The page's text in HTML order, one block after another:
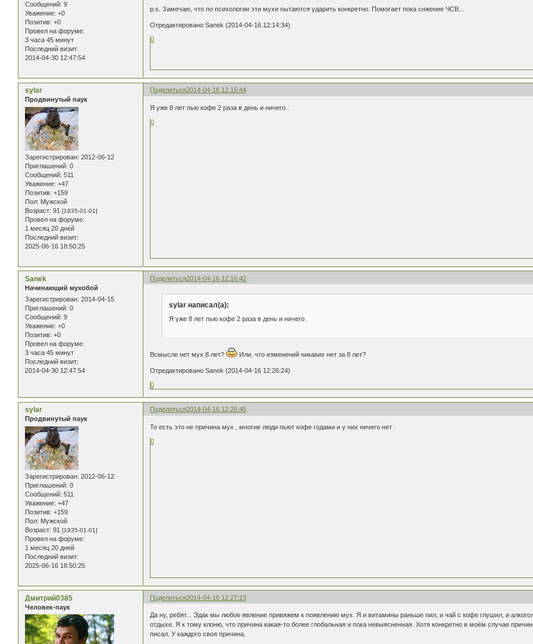
Сообщений: 9
Уважение: +0
Позитив: +0
Провел на форуме:
3 часа 45 минут
Последний визит:
2014-04-30 12:47:54
p.s. Замечаю, что по психологии эти мухи пытаются ударить конкретно. Помогает пока снжение ЧСВ...
Отредактировано Sanek (2014-04-16 12:14:34)
0
Поделиться2014-04-16 12:15:44
sylar
Продвинутый паук
Зарегистрирован: 2012-06-12
Приглашений: 0
Сообщений: 511
Уважение: +47
Позитив: +159
Пол: Мужской
Возраст: 91 [1935-01-01]
Провел на форуме:
1 месяц 20 дней
Последний визит:
2025-06-16 18:50:25
Я уже 8 лет пью кофе 2 раза в день и ничего .
0
Поделиться2014-04-16 12:16:42
Sanek
Начинающий мухобой
Зарегистрирован: 2014-04-15
Приглашений: 0
Сообщений: 9
Уважение: +0
Позитив: +0
Провел на форуме:
3 часа 45 минут
Последний визит:
2014-04-30 12:47:54
sylar написал(а):
Я уже 8 лет пью кофе 2 раза в день и ничего .
Всмысле нет мух 8 лет? Или, что изменений никаких нет за 8 лет?
Отредактировано Sanek (2014-04-16 12:26:24)
0
Поделиться2014-04-16 12:26:45
sylar
Продвинутый паук
Зарегистрирован: 2012-06-12
Приглашений: 0
Сообщений: 511
Уважение: +47
Позитив: +159
Пол: Мужской
Возраст: 91 [1935-01-01]
Провел на форуме:
1 месяц 20 дней
Последний визит:
2025-06-16 18:50:25
То есть это не причина мух , многие люди пьют кофе годами и у них ничего нет .
0
Поделиться2014-04-16 12:27:23
Дмитрий0385
Человек-паук
Да ну, ребят... Эдак мы любое явление привяжем к появлению мух. Я и витамины раньше пил, и чай с кофе глушил, и
отдыхе. Я к тому клоню, что причина какая-то более глобальная и пока невыясненная. Хотя конкретно в моём случае
писал. У каждого своя причина.